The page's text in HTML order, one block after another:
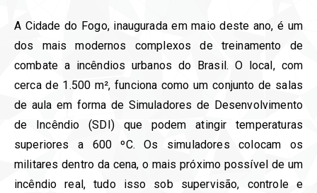
A Cidade do Fogo, inaugurada em maio deste ano, é um
dos mais modernos complexos de treinamento de
combate a incêndios urbanos do Brasil. O local, com
cerca de 1.500 m², funciona como um conjunto de salas
de aula em forma de Simuladores de Desenvolvimento
de Incêndio (SDI) que podem atingir temperaturas
superiores a 600 ºC. Os simuladores colocam os
militares dentro da cena, o mais próximo possível de um
incêndio real, tudo isso sob supervisão, controle e